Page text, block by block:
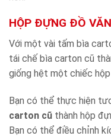
HỘP ĐỰNG ĐỒ
Với một vài tấm bìa
tái chế bìa carton cũ
giống hệt một chiếc
Bạn có thể thực hiện
carton cũ thành hộp
Bạn có thể điều chỉnh